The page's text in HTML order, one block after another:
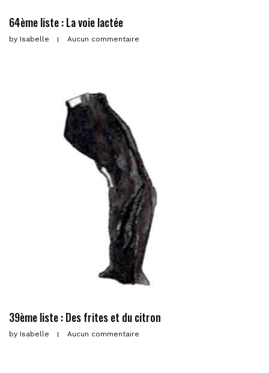
64ème liste : La voie lactée
by Isabelle Aucun commentaire
39ème liste : Des frites et du citron
by Isabelle Aucun commentaire